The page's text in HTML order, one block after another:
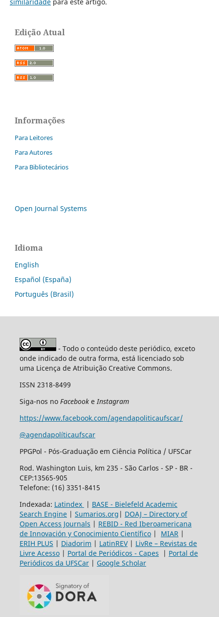
Edição Atual
Informações
Para Leitores
Para Autores
Para Bibliotecários
Open Journal Systems
Idioma
English
Español (España)
Português (Brasil)
- Todo o conteúdo deste periódico, exceto
onde indicado de outra forma, está licenciado sob
uma Licença de Atribuição Creative Commons.
ISSN 2318-8499
Siga-nos no Facebook eInstagram
https://www.facebook.com/agendapoliticaufscar/
@agendapolíticaufscar
PPGPol - Pós-Graduação em Ciência Política / UFSCar
Rod. Washington Luis, km 235 - São Carlos - SP - BR -
CEP:13565-905
Telefone: (16) 3351-8415
Indexada: Latindex | BASE - Bielefeld Academic
Search Engine| Sumarios.org | DOAJ – Directory of
Open Access Journals | REBID - Red Iberoamericana
de Innovación y Conocimiento Científico| MIAR|
ERIH PLUS | Diadorim | LatinREV| LivRe – Revistas de
Livre Acesso| Portal de Periódicos - Capes | Portal de
Periódicos da UFSCar| Google Scholar